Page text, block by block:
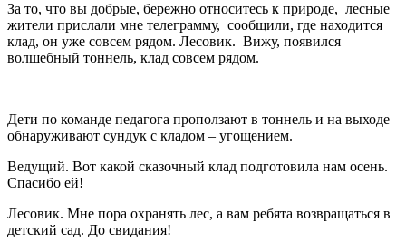
За то, что вы добрые, бережно относитесь к природе, лесные
жители прислали мне телеграмму, сообщили, где находится
клад, он уже совсем рядом. Лесовик. Вижу, появился
волшебный тоннель, клад совсем рядом.
Дети по команде педагога проползают в тоннель и на выходе
обнаруживают сундук с кладом – угощением.
Ведущий. Вот какой сказочный клад подготовила нам осень.
Спасибо ей!
Лесовик. Мне пора охранять лес, а вам ребята возвращаться в
детский сад. До свидания!